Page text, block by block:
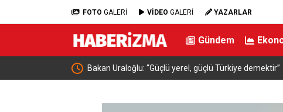
FOTO GALERİ VİDEO GALERİ YAZARLAR
Gündem
Bakan Uraloğlu: “Güçlü yerel, güçlü Türkiye demektir”